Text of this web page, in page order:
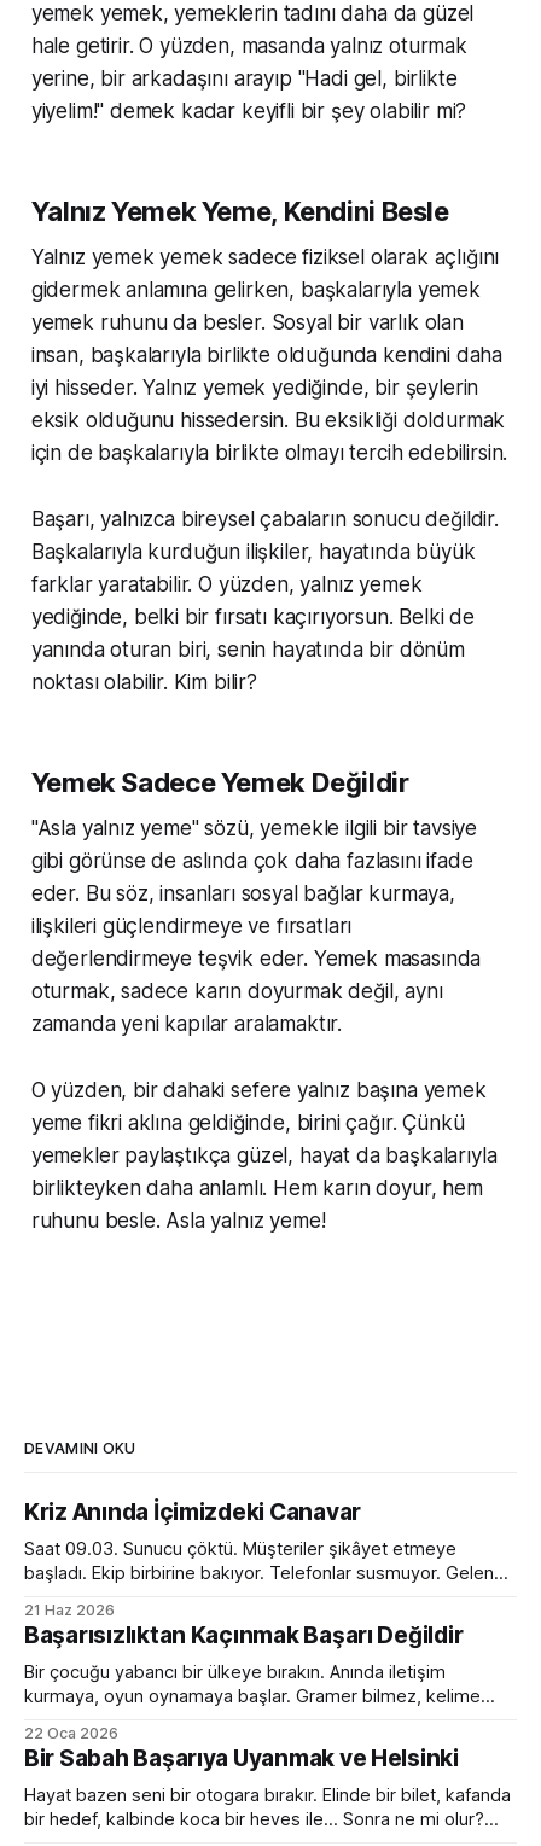
yemek yemek, yemeklerin tadını daha da güzel
hale getirir. O yüzden, masanda yalnız oturmak
yerine, bir arkadaşını arayıp "Hadi gel, birlikte
yiyelim!" demek kadar keyifli bir şey olabilir mi?
Yalnız Yemek Yeme, Kendini Besle
Yalnız yemek yemek sadece fiziksel olarak açlığını
gidermek anlamına gelirken, başkalarıyla yemek
yemek ruhunu da besler. Sosyal bir varlık olan
insan, başkalarıyla birlikte olduğunda kendini daha
iyi hisseder. Yalnız yemek yediğinde, bir şeylerin
eksik olduğunu hissedersin. Bu eksikliği doldurmak
için de başkalarıyla birlikte olmayı tercih edebilirsin.
Başarı, yalnızca bireysel çabaların sonucu değildir.
Başkalarıyla kurduğun ilişkiler, hayatında büyük
farklar yaratabilir. O yüzden, yalnız yemek
yediğinde, belki bir fırsatı kaçırıyorsun. Belki de
yanında oturan biri, senin hayatında bir dönüm
noktası olabilir. Kim bilir?
Yemek Sadece Yemek Değildir
"Asla yalnız yeme" sözü, yemekle ilgili bir tavsiye
gibi görünse de aslında çok daha fazlasını ifade
eder. Bu söz, insanları sosyal bağlar kurmaya,
ilişkileri güçlendirmeye ve fırsatları
değerlendirmeye teşvik eder. Yemek masasında
oturmak, sadece karın doyurmak değil, aynı
zamanda yeni kapılar aralamaktır.
O yüzden, bir dahaki sefere yalnız başına yemek
yeme fikri aklına geldiğinde, birini çağır. Çünkü
yemekler paylaştıkça güzel, hayat da başkalarıyla
birlikteyken daha anlamlı. Hem karın doyur, hem
ruhunu besle. Asla yalnız yeme!
DEVAMINI OKU
Kriz Anında İçimizdeki Canavar
Saat 09.03. Sunucu çöktü. Müşteriler şikâyet etmeye
başladı. Ekip birbirine bakıyor. Telefonlar susmuyor. Gelen
toplantı odasında ilginç bir dönüşüm yaşanıyor. Normalde
sakin olan yönetici sesini yükseltiyor. Empatik ve sakin ekip
lideri bir anda diktatöre dönüşüyor. Her fikre açık olan
21 Haz 2026
Başarısızlıktan Kaçınmak Başarı Değildir
Bir çocuğu yabancı bir ülkeye bırakın. Anında iletişim
kurmaya, oyun oynamaya başlar. Gramer bilmez, kelime
kurar. Ama devam eder. Birkaç ay sonra da sanki hep
oradaymış gibi sohbet etmeye başlar. Peki bir yetişkini aynı
ortama bırakırsanız? Kelimeleri, kuralları, zaman çekimlerini
bilse de
22 Oca 2026
Bir Sabah Başarıya Uyanmak ve Helsinki
Hayat bazen seni bir otogara bırakır. Elinde bir bilet, kafanda
bir hedef, kalbinde koca bir heves ile... Sonra ne mi olur?